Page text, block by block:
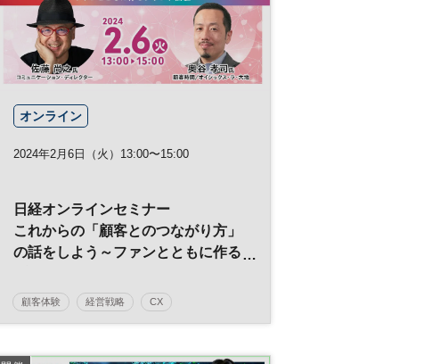
オンライン
2024年2月6日（火）13:00〜15:00
日経オンラインセミナー
これからの「顧客とのつながり方」
の話をしよう～ファンとともに作る
顧客体験 経営戦略 CX